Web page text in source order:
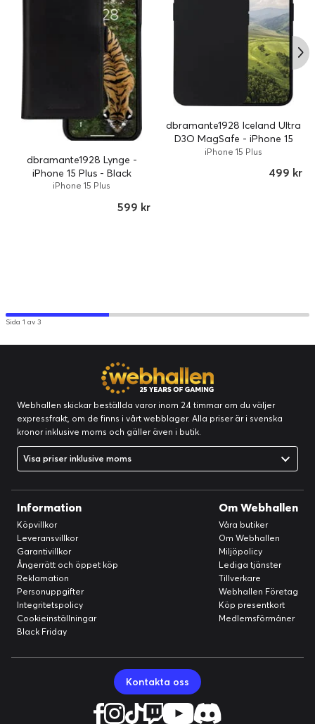
dbramante1928 Lynge -
iPhone 15 Plus - Black
iPhone 15 Plus
599 kr
dbramante1928 Iceland Ultra
D3O MagSafe - iPhone 15
Plus - Black
iPhone 15 Plus
499 kr
Sida 1 av 3
Webhallen skickar beställda varor inom 24 timmar om du väljer
expressfrakt, om de finns i vårt webblager. Alla priser är i svenska
kronor inklusive moms och gäller även i butik.
Visa priser inklusive moms
Information
Köpvillkor
Leveransvillkor
Garantivillkor
Ångerrätt och öppet köp
Reklamation
Personuppgifter
Integritetspolicy
Cookieinställningar
Black Friday
Om Webhallen
Våra butiker
Om Webhallen
Miljöpolicy
Lediga tjänster
Tillverkare
Webhallen Företag
Köp presentkort
Medlemsförmåner
Kontakta oss